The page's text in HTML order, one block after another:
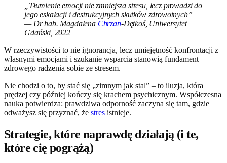
„Tłumienie emocji nie zmniejsza stresu, lecz prowadzi do
jego eskalacji i destrukcyjnych skutków zdrowotnych”
— Dr hab. Magdalena Chrzan-Dętkoś, Uniwersytet
Gdański, 2022
W rzeczywistości to nie ignorancja, lecz umiejętność konfrontacji z
własnymi emocjami i szukanie wsparcia stanowią fundament
zdrowego radzenia sobie ze stresem.
Nie chodzi o to, by stać się „zimnym jak stal” – to iluzja, która
prędzej czy później kończy się krachem psychicznym. Współczesna
nauka potwierdza: prawdziwa odporność zaczyna się tam, gdzie
odważysz się przyznać, że stres istnieje.
Strategie, które naprawdę działają (i te,
które cię pogrążą)